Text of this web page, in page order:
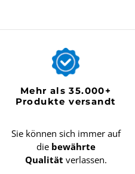
Mehr als 35.000+
Produkte versandt
Sie können sich immer auf
die bewährte
Qualität verlassen.